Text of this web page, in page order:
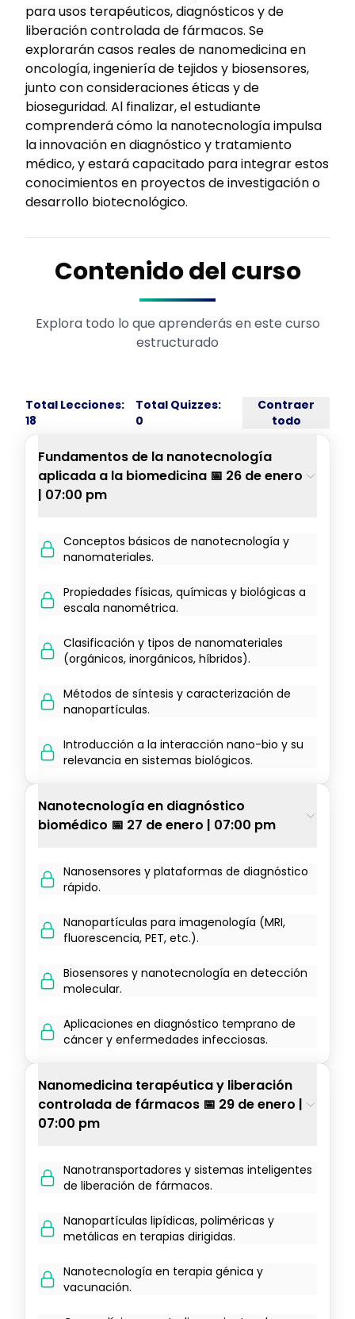
para usos terapéuticos, diagnósticos y de
liberación controlada de fármacos. Se
explorarán casos reales de nanomedicina en
oncología, ingeniería de tejidos y biosensores,
junto con consideraciones éticas y de
bioseguridad. Al finalizar, el estudiante
comprenderá cómo la nanotecnología impulsa
la innovación en diagnóstico y tratamiento
médico, y estará capacitado para integrar estos
conocimientos en proyectos de investigación o
desarrollo biotecnológico.
Contenido del curso
Explora todo lo que aprenderás en este curso
estructurado
Total Lecciones:
18
Total Quizzes:
0
Contraer
todo
Fundamentos de la nanotecnología
aplicada a la biomedicina 📅 26 de enero
| 07:00 pm
Conceptos básicos de nanotecnología y
nanomateriales.
Propiedades físicas, químicas y biológicas a
escala nanométrica.
Clasificación y tipos de nanomateriales
(orgánicos, inorgánicos, híbridos).
Métodos de síntesis y caracterización de
nanopartículas.
Introducción a la interacción nano-bio y su
relevancia en sistemas biológicos.
Nanotecnología en diagnóstico
biomédico 📅 27 de enero | 07:00 pm
Nanosensores y plataformas de diagnóstico
rápido.
Nanopartículas para imagenología (MRI,
fluorescencia, PET, etc.).
Biosensores y nanotecnología en detección
molecular.
Aplicaciones en diagnóstico temprano de
cáncer y enfermedades infecciosas.
Nanomedicina terapéutica y liberación
controlada de fármacos 📅 29 de enero |
07:00 pm
Nanotransportadores y sistemas inteligentes
de liberación de fármacos.
Nanopartículas lipídicas, poliméricas y
metálicas en terapias dirigidas.
Nanotecnología en terapia génica y
vacunación.